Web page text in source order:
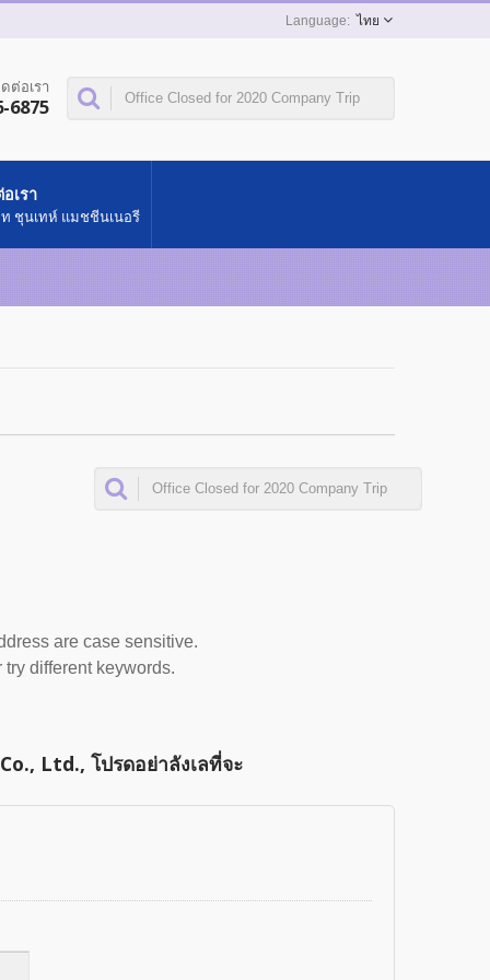
ไทย
ต่อเรา
6875
เรา
ชุนเทห์ แมชชีนเนอรี
are case sensitive.
different keywords.
Ltd., โปรดอย่าลังเลที่จะ